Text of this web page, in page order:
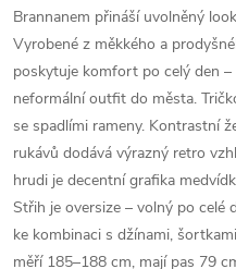
Brannanem přináší uvolněný
Vyrobené z měkkého a
poskytuje komfort po celý den –
neformální outfit do města.
se spadlími rameny. Kontrastní
rukávů dodává výrazný retro
hrudi je decentní grafika
Střih je oversize – volný po celé
ke kombinaci s džínami,
měří 185–188 cm, mají pas 79